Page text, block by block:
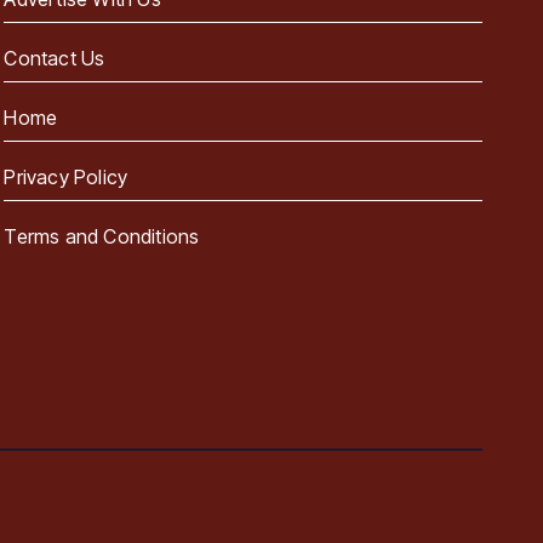
Contact Us
Home
Privacy Policy
Terms and Conditions